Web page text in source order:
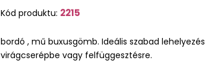
Kód produktu: 2215
bordó , mű buxusgömb. Ideális szabad
virágcserépbe vagy felfüggesztésre.